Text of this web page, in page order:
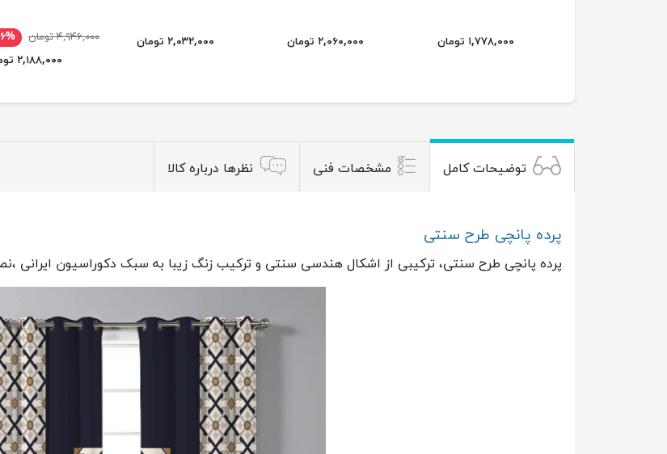
۱,۷۷۸,۰۰۰ تومان ۲,۰۶۰,۰۰۰ تومان ۲,۰۳۲,۰۰۰ تومان ۴,۹۴۶,۰۰۰ تومان
۲,۱۸۸,۰۰۰ تومان
توضیحات کامل مشخصات فنی نظرها درباره کالا
پرده پانچی طرح سنتی
پرده پانچی طرح سنتی، ترکیبی از اشکال هندسی سنتی و ترکیب زنگ زیبا به سبک دکوراسیون ایرانی